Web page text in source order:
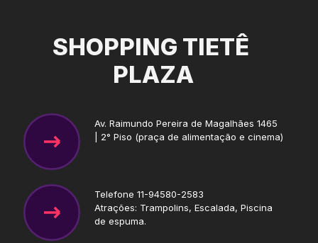
SHOPPING TIETÊ
PLAZA
Av. Raimundo Pereira de Magalhães 1465
| 2° Piso (praça de alimentação e cinema)
Telefone 11-94580-2583
Atrações: Trampolins, Escalada, Piscina
de espuma.